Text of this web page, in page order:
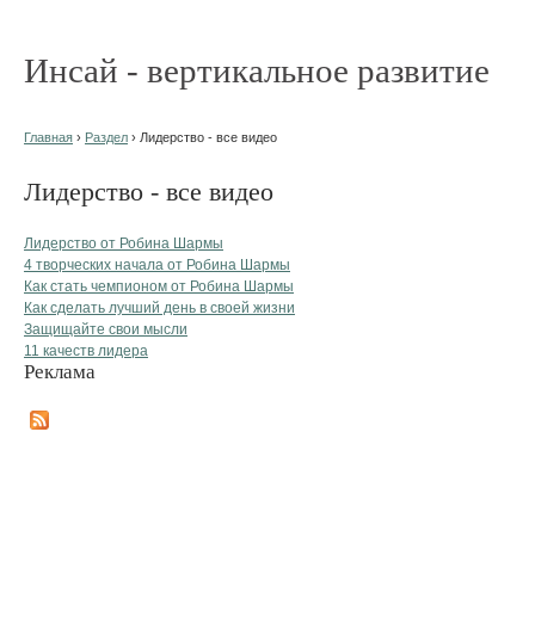
Инсай - вертикальное развитие
Главная › Раздел › Лидерство - все видео
Лидерство - все видео
Лидерство от Робина Шармы
4 творческих начала от Робина Шармы
Как стать чемпионом от Робина Шармы
Как сделать лучший день в своей жизни
Защищайте свои мысли
11 качеств лидера
Реклама